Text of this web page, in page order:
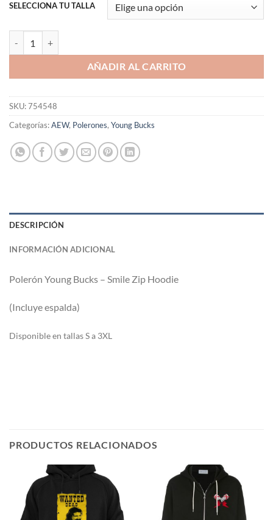
SELECCIONA TU TALLA
AÑADIR AL CARRITO
SKU:754548
Categorías:AEW, Polerones, Young Bucks
DESCRIPCIÓN
INFORMACIÓN ADICIONAL
Polerón Young Bucks – Smile Zip Hoodie
(Incluye espalda)
Disponible en tallas S a 3XL
PRODUCTOS RELACIONADOS